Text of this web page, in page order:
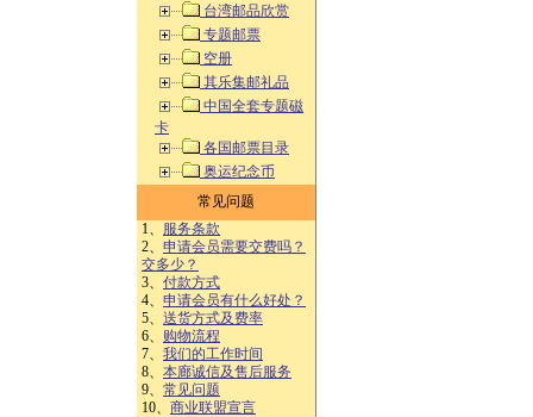
台湾邮品欣赏
专题邮票
空册
其乐集邮礼品
中国全套专题磁
卡
各国邮票目录
奥运纪念币
常见问题
1、 服务条款
2、 申请会员需要交费吗？
交多少？
3、 付款方式
4、 申请会员有什么好处？
5、 送货方式及费率
6、 购物流程
7、 我们的工作时间
8、 本廊诚信及售后服务
9、 常见问题
10、 商业联盟宣言